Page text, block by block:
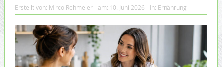
Erstellt von: Mirco Rehmeier am: 10. Juni 2026 In: Ernährung